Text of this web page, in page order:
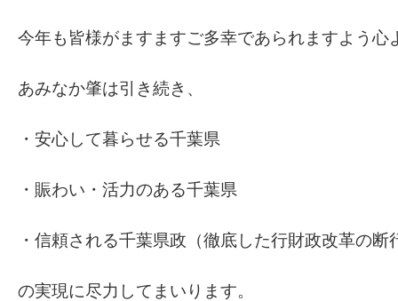
今年も皆様がますますご多幸であられますよう心
あみなか肇は引き続き、
・安心して暮らせる千葉県
・賑わい・活力のある千葉県
・信頼される千葉県政（徹底した行財政改革の断
の実現に尽力してまいります。